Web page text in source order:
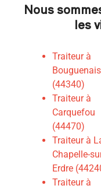
Nous
les
Traiteur à
Bouguenais
(44340)
Traiteur à
Carquefou
(44470)
Traiteur à
Chapelle-
Erdre
Traiteur à